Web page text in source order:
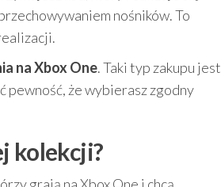
nośników. To
na Xbox One. Taki typ zakupu jest
pewność, że wybierasz zgodny
kolekcji?